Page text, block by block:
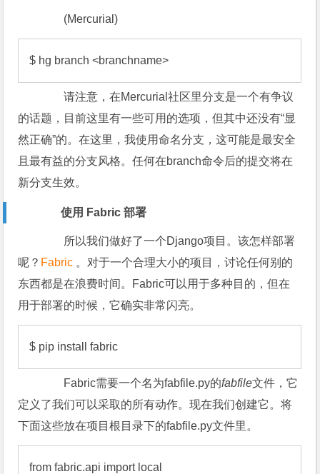
(Mercurial)
$ hg branch <branchname>
请注意，在Mercurial社区里分支是一个有争议
的话题，目前这里有一些可用的选项，但其中还没有“显
然正确”的。在这里，我使用命名分支，这可能是最安全
且最有益的分支风格。任何在branch命令后的提交将在
新分支生效。
使用 Fabric 部署
所以我们做好了一个Django项目。该怎样部署
呢？ Fabric 。对于一个合理大小的项目，讨论任何别的
东西都是在浪费时间。Fabric可以用于多种目的，但在
用于部署的时候，它确实非常闪亮。
$ pip install fabric
Fabric需要一个名为fabfile.py的fabfile文件，它
定义了我们可以采取的所有动作。现在我们创建它。将
下面这些放在项目根目录下的fabfile.py文件里。
from fabric.api import local